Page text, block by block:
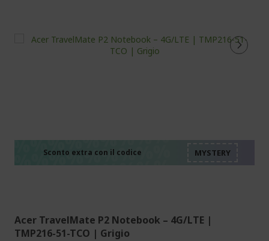
Sconto extra con il codice
Acer TravelMate P2 Notebook – 4G/LTE |
TMP216-51-TCO | Grigio